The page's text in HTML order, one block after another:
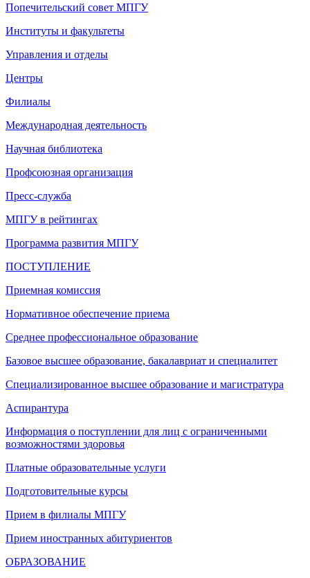
Попечительский совет МПГУ
Институты и факультеты
Управления и отделы
Центры
Филиалы
Международная деятельность
Научная библиотека
Профсоюзная организация
Пресс-служба
МПГУ в рейтингах
Программа развития МПГУ
ПОСТУПЛЕНИЕ
Приемная комиссия
Нормативное обеспечение приема
Среднее профессиональное образование
Базовое высшее образование, бакалавриат и специалитет
Специализированное высшее образование и магистратура
Аспирантура
Информация о поступлении для лиц с ограниченными
возможностями здоровья
Платные образовательные услуги
Подготовительные курсы
Прием в филиалы МПГУ
Прием иностранных абитуриентов
ОБРАЗОВАНИЕ